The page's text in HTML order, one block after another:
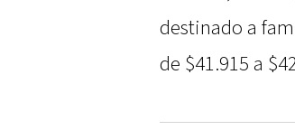
destinado a
de $41.915 a